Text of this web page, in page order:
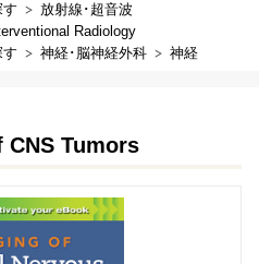
放射線･超音波
Radiology
神経･脳神経外科 神経
CNS Tumors